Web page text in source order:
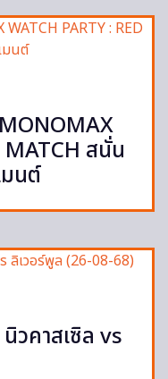
MATCH สนั่น
มนต์
วคาสเซิล vs